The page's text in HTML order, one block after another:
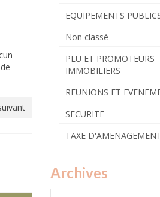
EQUIPEMENTS
Non classé
PLU ET PROMOTEURS
IMMOBILIERS
REUNIONS ET
SECURITE
TAXE
Archives